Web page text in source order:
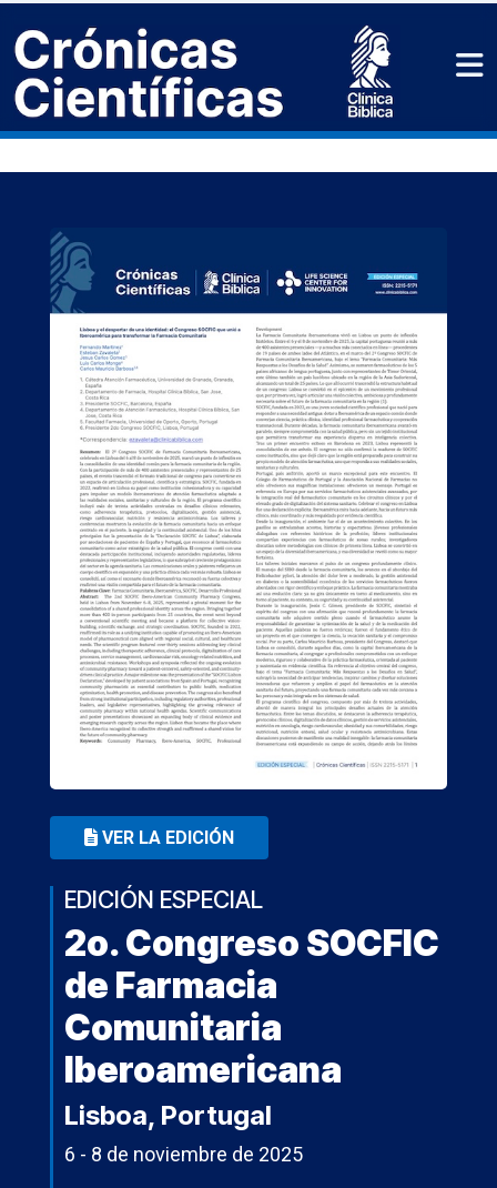
VER LA EDICIÓN
EDICIÓN ESPECIAL
2o. Congreso SOCFIC
de Farmacia
Comunitaria
Iberoamericana
Lisboa, Portugal
6 - 8 de noviembre de 2025